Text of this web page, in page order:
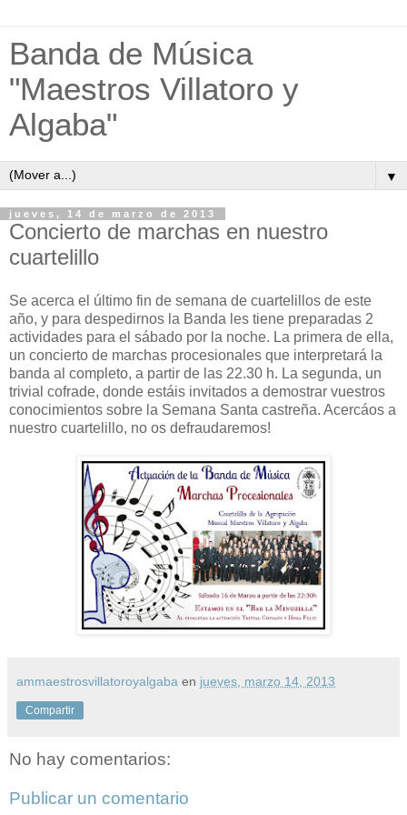
Banda de Música
"Maestros Villatoro y
Algaba"
▼
jueves, 14 de marzo de 2013
Concierto de marchas en nuestro
cuartelillo
Se acerca el último fin de semana de cuartelillos de este
año, y para despedirnos la Banda les tiene preparadas 2
actividades para el sábado por la noche. La primera de ella,
un concierto de marchas procesionales que interpretará la
banda al completo, a partir de las 22.30 h. La segunda, un
trivial cofrade, donde estáis invitados a demostrar vuestros
conocimientos sobre la Semana Santa castreña. Acercáos a
nuestro cuartelillo, no os defraudaremos!
ammaestrosvillatoroyalgaba en jueves, marzo 14, 2013
Compartir
No hay comentarios:
Publicar un comentario